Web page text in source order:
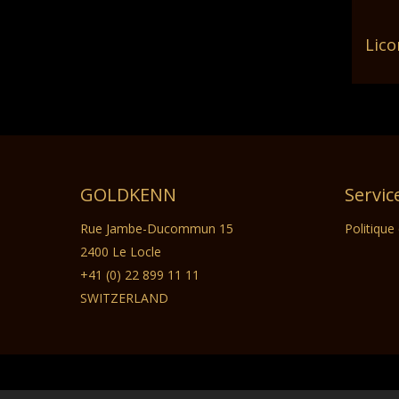
GOLDKENN
Rue Jambe-Ducommun 15
2400 Le Locle
+41 (0) 22 899 11 11
SWITZERLAND